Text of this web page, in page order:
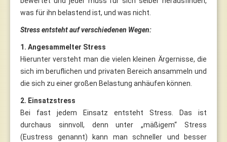
was für ihn belastend ist, und was nicht.
Stress entsteht auf verschiedenen Wegen:
1. Angesammelter Stress
Hierunter versteht man die vielen kleinen Ärgernisse, die
sich im beruflichen und privaten Bereich ansammeln und
die sich zu einer großen Belastung anhäufen können.
2. Einsatzstress
Bei fast jedem Einsatz entsteht Stress. Das ist
durchaus sinnvoll, denn unter „mäßigem“ Stress
(Eustress genannt) kann man schneller und besser